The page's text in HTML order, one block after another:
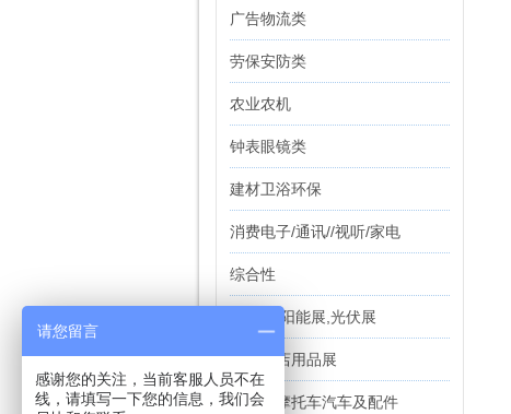
广告物流类
劳保安防类
农业农机
钟表眼镜类
建材卫浴环保
消费电子/通讯//视听/家电
综合性
能源,太阳能展,光伏展
食品酒店用品展
自行车摩托车汽车及配件
请您留言
感谢您的关注，当前客服人员不在
线，请填写一下您的信息，我们会